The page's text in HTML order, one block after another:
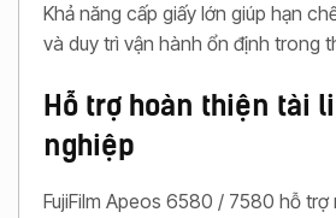
Khả năng cấp giấy lớn giúp hạn
và duy trì vận hành ổn định trong
Hỗ trợ hoàn thiện tài
nghiệp
FujiFilm Apeos 6580 / 7580 hỗ trợ